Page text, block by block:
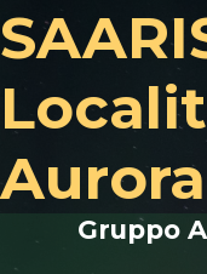
Gruppo